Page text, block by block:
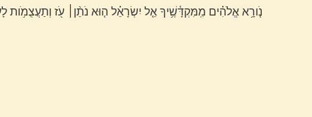
נֹ֤ורָ֥א אֱלֹהִ֗ים מִֽמִּקְדָּ֫שֶׁ֥יךָ אֵ֤ל יִשְׂרָאֵ֗ל ה֤וּא נֹתֵ֨ן׀ עֹ֖ז וְתַעֲצֻמֹ֥ות